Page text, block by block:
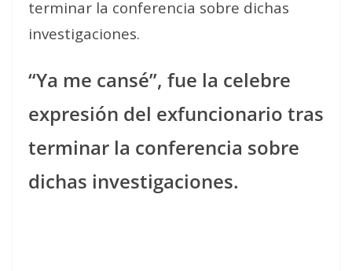
terminar la conferencia sobre dichas
investigaciones.
“Ya me cansé”, fue la celebre
expresión del exfuncionario tras
terminar la conferencia sobre
dichas investigaciones.